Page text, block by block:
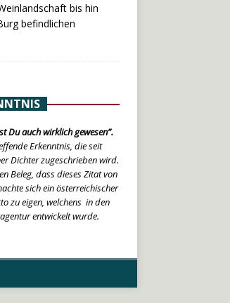
bis hin
befindlichen
Du auch wirklich gewesen”.
Erkenntnis, die seit
Dichter zugeschrieben wird.
Beleg, dass dieses Zitat von
sich ein österreichischer
zu eigen, welchens in den
entwickelt wurde.